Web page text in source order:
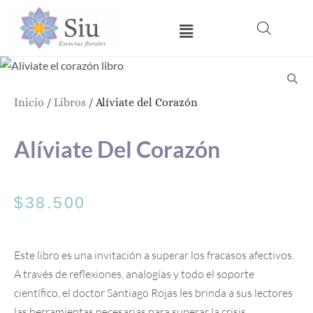
contenido
Menú
Inicio / Libros / Alíviate del Corazón
Alíviate Del Corazón
$38.500
Este libro es una invitación a superar los fracasos afectivos.
A través de reflexiones, analogías y todo el soporte
científico, el doctor Santiago Rojas les brinda a sus lectores